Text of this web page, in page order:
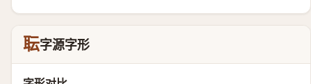
耺字源字形